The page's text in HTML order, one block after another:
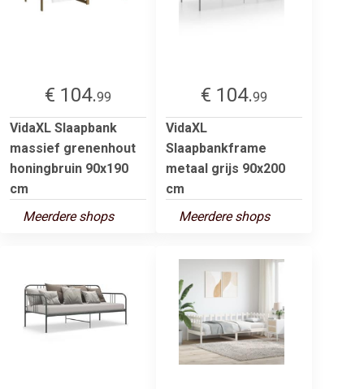
€ 104.99
VidaXL Slaapbank
massief grenenhout
honingbruin 90x190
cm
Meerdere shops
€ 104.99
VidaXL
Slaapbankframe
metaal grijs 90x200
cm
Meerdere shops